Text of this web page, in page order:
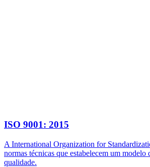
ISO 9001: 2015
A International Organization for
normas técnicas que estabelecem um modelo
qualidade.